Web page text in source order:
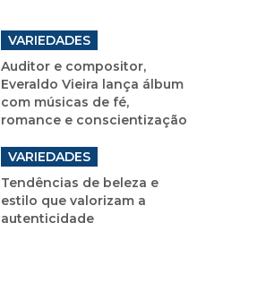
VARIEDADES
Auditor e compositor,
Everaldo Vieira lança álbum
com músicas de fé,
romance e conscientização
VARIEDADES
Tendências de beleza e
estilo que valorizam a
autenticidade